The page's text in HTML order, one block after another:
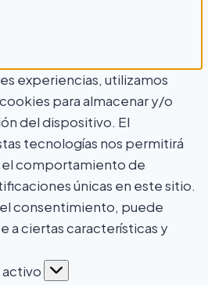
experiencias, utilizamos
para almacenar y/o
del dispositivo. El
tecnologías nos permitirá
comportamiento de
únicas en este sitio.
consentimiento, puede
a ciertas características y